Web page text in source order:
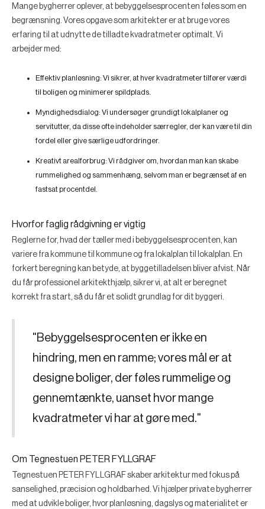
Mange bygherrer oplever, at bebyggelsesprocenten føles som en
begrænsning. Vores opgave som arkitekter er at bruge vores
erfaring til at udnytte de tilladte kvadratmeter optimalt. Vi
arbejder med:
Effektiv planløsning: Vi sikrer, at hver kvadratmeter tilfører værdi
til boligen og minimerer spildplads.
Myndighedsdialog: Vi undersøger grundigt lokalplaner og
servitutter, da disse ofte indeholder særregler, der kan være til din
fordel eller give særlige udfordringer.
Kreativt arealforbrug: Vi rådgiver om, hvordan man kan skabe
rummelighed og sammenhæng, selvom man er begrænset af en
fastsat procentdel.
Hvorfor faglig rådgivning er vigtig
Reglerne for, hvad der tæller med i bebyggelsesprocenten, kan
variere fra kommune til kommune og fra lokalplan til lokalplan. En
forkert beregning kan betyde, at byggetilladelsen bliver afvist. Når
du får professionel arkitekthjælp, sikrer vi, at alt er beregnet
korrekt fra start, så du får et solidt grundlag for dit byggeri.
"Bebyggelsesprocenten er ikke en
hindring, men en ramme; vores mål er at
designe boliger, der føles rummelige og
gennemtænkte, uanset hvor mange
kvadratmeter vi har at gøre med."
Om Tegnestuen PETER FYLLGRAF
Tegnestuen PETER FYLLGRAF skaber arkitektur med fokus på
sanselighed, præcision og holdbarhed. Vi hjælper private bygherrer
med at udvikle boliger, hvor planløsning, dagslys og materialitet er